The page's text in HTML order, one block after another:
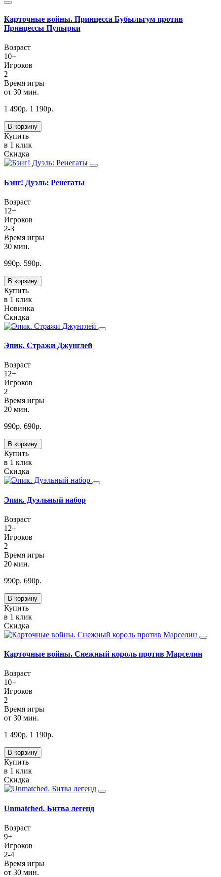
Карточные войны. Принцесса Бубыльгум против
Принцессы Пупырки
Возраст
10+
Игроков
2
Время игры
от 30 мин.
1 490р. 1 190р.
В корзину
Купить
в 1 клик
Скидка
Бэнг! Дуэль: Ренегаты
Возраст
12+
Игроков
2-3
Время игры
30 мин.
990р. 590р.
В корзину
Купить
в 1 клик
Новинка
Скидка
Эпик. Стражи Джунглей
Возраст
12+
Игроков
2
Время игры
20 мин.
990р. 690р.
В корзину
Купить
в 1 клик
Скидка
Эпик. Дуэльный набор
Возраст
12+
Игроков
2
Время игры
20 мин.
990р. 690р.
В корзину
Купить
в 1 клик
Скидка
Карточные войны. Снежный король против Марселин
Возраст
10+
Игроков
2
Время игры
от 30 мин.
1 490р. 1 190р.
В корзину
Купить
в 1 клик
Скидка
Unmatched. Битва легенд
Возраст
9+
Игроков
2-4
Время игры
от 30 мин.